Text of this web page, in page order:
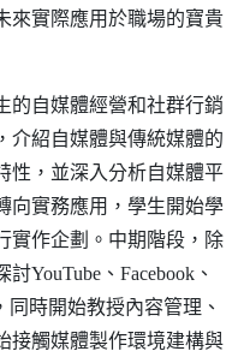
來實際應用於職場的寶貴
的自媒體經營和社群行銷
介紹自媒體與傳統媒體的
性，並深入分析自媒體平
向實務應用，學生開始學
實作企劃。中期階段，除
YouTube、Facebook、
同時開始教授內容管理、
接觸媒體製作環境建構與